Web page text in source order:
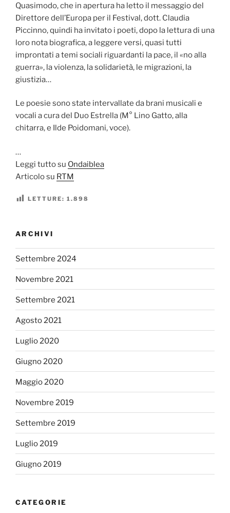
Quasimodo, che in apertura ha letto il messaggio del
Direttore dell’Europa per il Festival, dott. Claudia
Piccinno, quindi ha invitato i poeti, dopo la lettura di una
loro nota biografica, a leggere versi, quasi tutti
improntati a temi sociali riguardanti la pace, il «no alla
guerra», la violenza, la solidarietà, le migrazioni, la
giustizia…
Le poesie sono state intervallate da brani musicali e
vocali a cura del Duo Estrella (M° Lino Gatto, alla
chitarra, e Ilde Poidomani, voce).
…
Leggi tutto su Ondaiblea
Articolo su RTM
LETTURE: 1.898
ARCHIVI
Settembre 2024
Novembre 2021
Settembre 2021
Agosto 2021
Luglio 2020
Giugno 2020
Maggio 2020
Novembre 2019
Settembre 2019
Luglio 2019
Giugno 2019
CATEGORIE